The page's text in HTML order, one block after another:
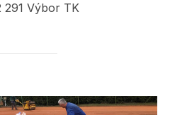
291 Výbor TK